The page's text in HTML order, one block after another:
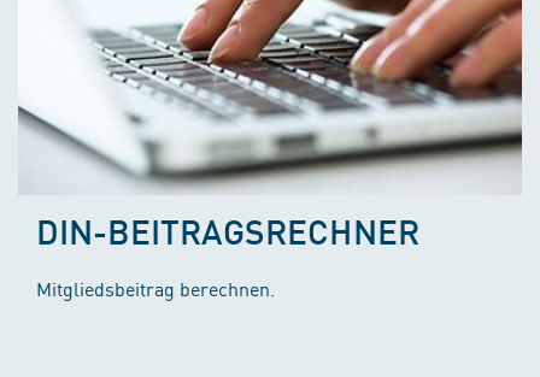
DIN-BEITRAGSRECHNER
Mitgliedsbeitrag berechnen.